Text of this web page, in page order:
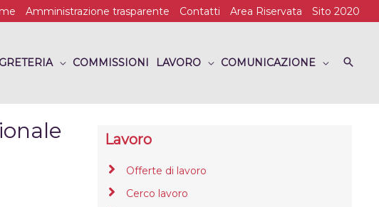
Amministrazione trasparente Contatti Area Riservata Sito 2020
COMMISSIONI LAVORO COMUNICAZIONE
Lavoro
Offerte di lavoro
Cerco lavoro